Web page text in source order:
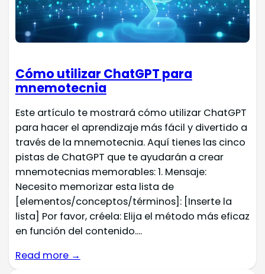
Cómo utilizar ChatGPT para
mnemotecnia
Este artículo te mostrará cómo utilizar ChatGPT
para hacer el aprendizaje más fácil y divertido a
través de la mnemotecnia. Aquí tienes las cinco
pistas de ChatGPT que te ayudarán a crear
mnemotecnias memorables: 1. Mensaje:
Necesito memorizar esta lista de
[elementos/conceptos/términos]: [Inserte la
lista] Por favor, créela: Elija el método más eficaz
en función del contenido....
Read more →